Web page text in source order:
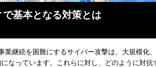
基本となる対策とは
業継続を困難にするサイバー攻撃は、大規模化
なっています。これらに対し、どのように対抗